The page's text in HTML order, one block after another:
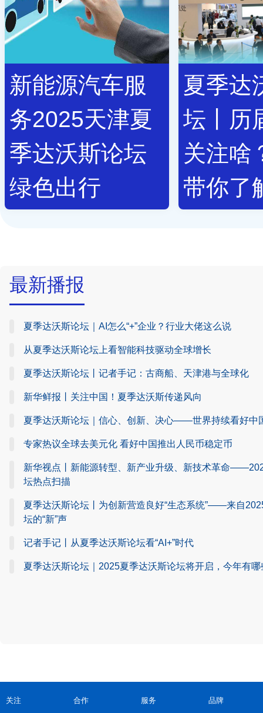
新能源汽车服
务2025天津夏
季达沃斯论坛
绿色出行
夏季达
坛丨历
关注啥
带你了
最新播报
夏季达沃斯论坛｜AI怎么“+”企业？行业大佬这么说
从夏季达沃斯论坛上看智能科技驱动全球增长
夏季达沃斯论坛丨记者手记：古商船、天津港与全球化
新华鲜报丨关注中国！夏季达沃斯传递风向
夏季达沃斯论坛｜信心、创新、决心——世界持续看好中
专家热议全球去美元化 看好中国推出人民币稳定币
新华视点丨新能源转型、新产业升级、新技术革命
坛热点扫描
夏季达沃斯论坛丨为创新营造良好“生态系统”——来自
坛的“新”声
记者手记丨从夏季达沃斯论坛看“AI+”时代
夏季达沃斯论坛｜2025夏季达沃斯论坛将开启，今年有
关注 合作 服务 品牌